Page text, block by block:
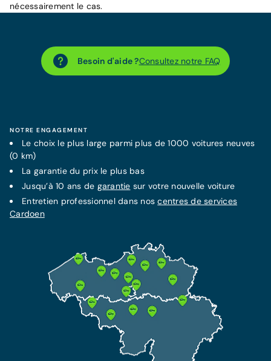
nécessairement le cas.
Besoin d'aide ?Consultez notre FAQ
NOTRE ENGAGEMENT
Le choix le plus large parmi plus de 1000 voitures neuves
(0 km)
La garantiedu prix le plus bas
Jusqu’à 10 ans de garantie sur votre nouvelle voiture
Entretien professionnel dans noscentres de services
Cardoen